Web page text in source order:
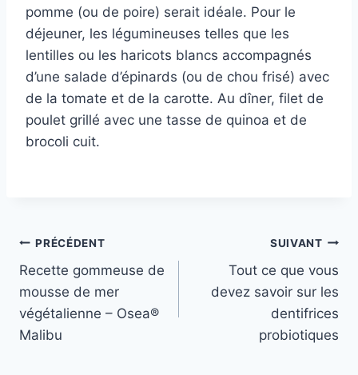
pomme (ou de poire) serait idéale. Pour le
déjeuner, les légumineuses telles que les
lentilles ou les haricots blancs accompagnés
d’une salade d’épinards (ou de chou frisé) avec
de la tomate et de la carotte. Au dîner, filet de
poulet grillé avec une tasse de quinoa et de
brocoli cuit.
Navigation
de
l’article
PRÉCÉDENT
Recette gommeuse de
mousse de mer
végétalienne – Osea®
Malibu
SUIVANT
Tout ce que vous
devez savoir sur les
dentifrices
probiotiques